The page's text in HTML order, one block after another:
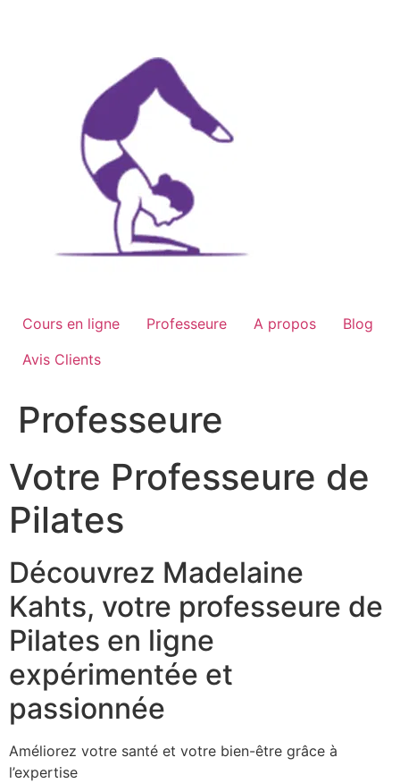
Cours en ligne Professeure A propos
Blog
Avis Clients
Professeure
Votre Professeure de
Pilates
Découvrez Madelaine
Kahts, votre professeure de
Pilates en ligne
expérimentée et
passionnée
Améliorez votre santé et votre bien-être grâce à
l’expertise